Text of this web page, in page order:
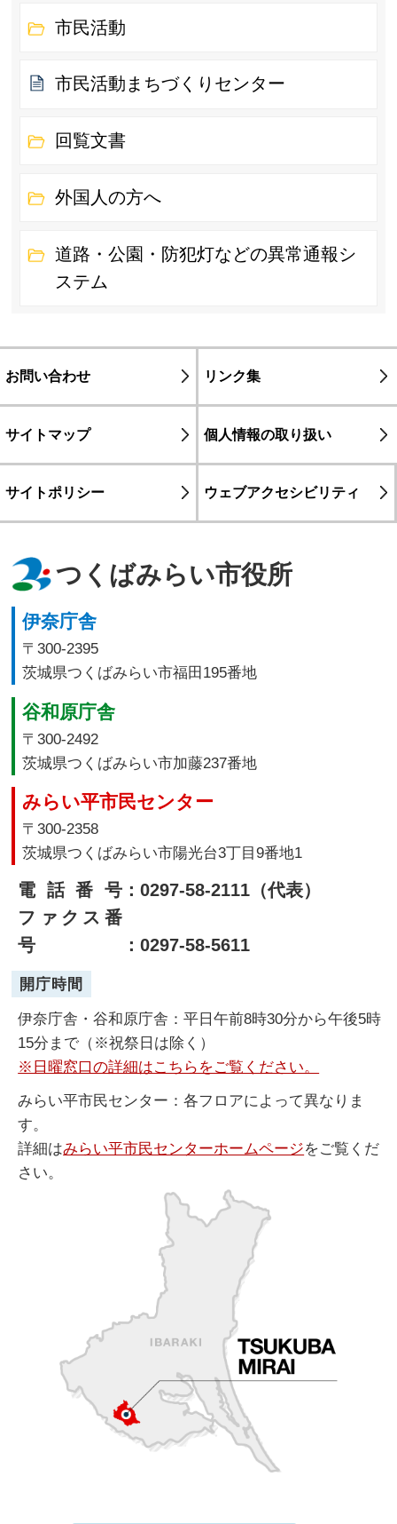
市民活動
市民活動まちづくりセンター
回覧文書
外国人の方へ
道路・公園・防犯灯などの異常通報シ
ステム
お問い合わせ リンク集
サイトマップ 個人情報の取り扱い
サイトポリシー ウェブアクセシビリティ
つくばみらい市役所
伊奈庁舎
〒300-2395
茨城県つくばみらい市福田195番地
谷和原庁舎
〒300-2492
茨城県つくばみらい市加藤237番地
みらい平市民センター
〒300-2358
茨城県つくばみらい市陽光台3丁目9番地1
電話番号：0297-58-2111（代表）
ファクス番
号
：0297-58-5611
開庁時間
伊奈庁舎・谷和原庁舎：平日午前8時30分から午後5時
15分まで（※祝祭日は除く）
※日曜窓口の詳細はこちらをご覧ください。
みらい平市民センター：各フロアによって異なりま
す。
詳細はみらい平市民センターホームページをご覧くだ
さい。